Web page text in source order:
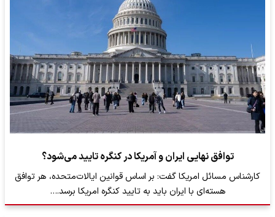
توافق نهایی ایران و آمریکا در کنگره تایید می‌شود؟
کارشناس مسائل امریکا گفت: بر اساس قوانین ایالات‌متحده، هر توافق
هسته‌ای با ایران باید به تایید کنگره امریکا برسد.…